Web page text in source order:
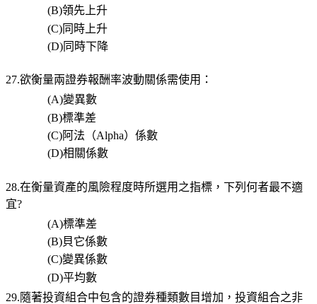
(B)領先上升
(C)同時上升
(D)同時下降
27.欲衡量兩證券報酬率波動關係需使用：
(A)變異數
(B)標準差
(C)阿法（Alpha）係數
(D)相關係數
28.在衡量資產的風險程度時所選用之指標，下列何者最不適
宜?
(A)標準差
(B)貝它係數
(C)變異係數
(D)平均數
29.隨著投資組合中包含的證券種類數目增加，投資組合之非